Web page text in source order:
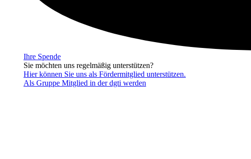
Ihre Spende
Sie möchten uns regelmäßig unterstützen?
Hier können Sie uns als Fördermitglied unterstützen.
Als Gruppe Mitglied in der dgti werden